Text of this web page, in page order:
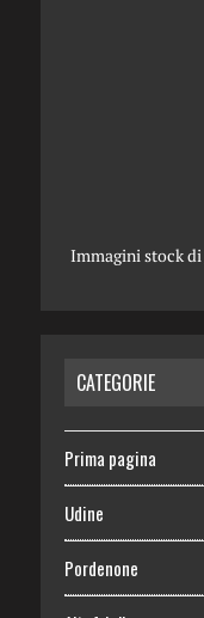
Immagini stock di
CATEGORIE
Prima pagina
Udine
Pordenone